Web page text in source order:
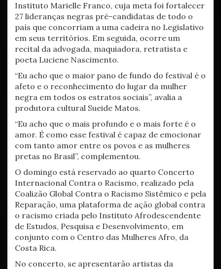
Instituto Marielle Franco, cuja meta foi fortalecer
27 lideranças negras pré-candidatas de todo o
país que concorriam a uma cadeira no Legislativo
em seus territórios. Em seguida, ocorre um
recital da advogada, maquiadora, retratista e
poeta Luciene Nascimento.
“Eu acho que o maior pano de fundo do festival é o
afeto e o reconhecimento do lugar da mulher
negra em todos os estratos sociais”, avalia a
produtora cultural Sueide Matos.
“Eu acho que o mais profundo e o mais forte é o
amor. É como esse festival é capaz de emocionar
com tanto amor entre os povos e as mulheres
pretas no Brasil”, complementou.
O domingo está reservado ao quarto Concerto
Internacional Contra o Racismo, realizado pela
Coalizão Global Contra o Racismo Sistêmico e pela
Reparação, uma plataforma de ação global contra
o racismo criada pelo Instituto Afrodescendente
de Estudos, Pesquisa e Desenvolvimento, em
conjunto com o Centro das Mulheres Afro, da
Costa Rica.
No concerto, se apresentarão artistas da